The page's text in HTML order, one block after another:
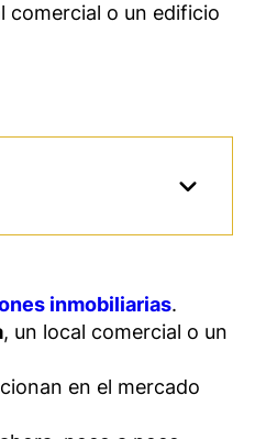
comercial o un edificio
inmobiliarias.
, un local comercial o un
en el mercado